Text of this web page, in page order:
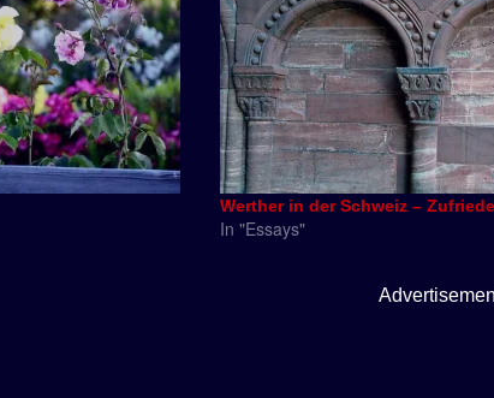
Werther in der Schweiz –
In "Essays"